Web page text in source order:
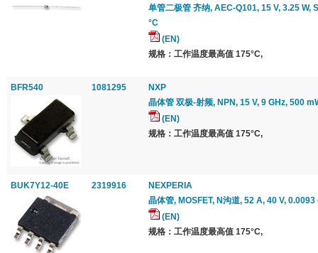
单管二极管 齐纳, AEC-Q101, 15 V, 3.25 W,
°C
(EN)
规格：工作温度最高值 175°C,
BFR540 1081295
NXP
晶体管 双极-射频, NPN, 15 V, 9 GHz, 500
(EN)
规格：工作温度最高值 175°C,
BUK7Y12-40E 2319916
NEXPERIA
晶体管, MOSFET, N沟道, 52 A, 40 V,
(EN)
规格：工作温度最高值 175°C,